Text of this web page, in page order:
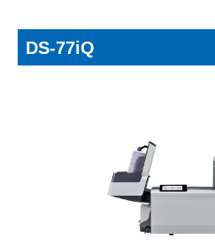
DS-77iQ